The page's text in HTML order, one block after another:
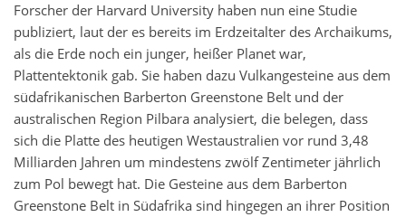
Forscher der Harvard University haben nun eine Studie
publiziert, laut der es bereits im Erdzeitalter des Archaikums,
als die Erde noch ein junger, heißer Planet war,
Plattentektonik gab. Sie haben dazu Vulkangesteine aus dem
südafrikanischen Barberton Greenstone Belt und der
australischen Region Pilbara analysiert, die belegen, dass
sich die Platte des heutigen Westaustralien vor rund 3,48
Milliarden Jahren um mindestens zwölf Zentimeter jährlich
zum Pol bewegt hat. Die Gesteine aus dem Barberton
Greenstone Belt in Südafrika sind hingegen an ihrer Position